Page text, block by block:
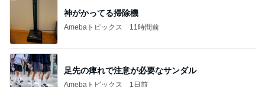
神がかってる掃除機
Amebaトピックス 11時間前
足先の痺れで注意が必要なサンダル
Amebaトピックス 1日前